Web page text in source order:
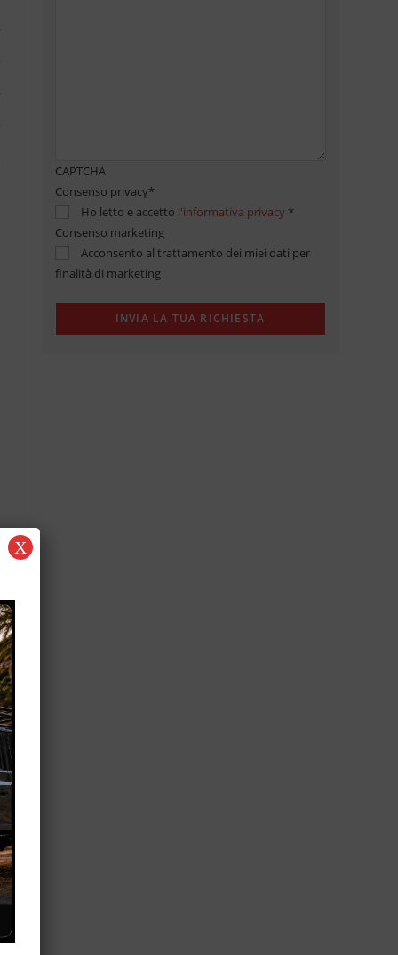
CAPTCHA
Consenso privacy*
Ho letto e accetto l'informativa privacy *
Consenso marketing
Acconsento al trattamento dei miei dati per
finalità di marketing
X